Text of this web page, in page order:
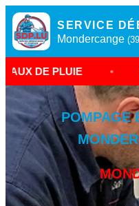
SERVICE
Mondercange
• POMPAGE
POMPAGE